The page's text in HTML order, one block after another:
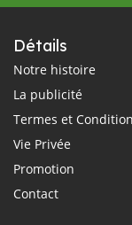
Détails
Notre histoire
La publicité
Termes et
Vie Privée
Promotion
Contact